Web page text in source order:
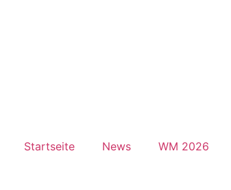
Startseite News WM 2026